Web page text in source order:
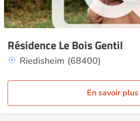
Résidence Le Bois Gentil
Riedisheim (68400)
En savoir plus